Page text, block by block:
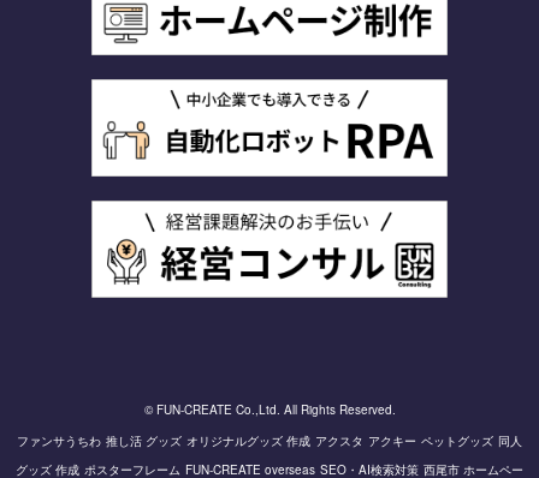
© FUN-CREATE Co.,Ltd. All Rights Reserved.
ファンサうちわ 推し活 グッズ オリジナルグッズ 作成 アクスタ アクキー ペットグッズ 同人
グッズ 作成 ポスターフレーム FUN-CREATE overseas SEO・AI検索対策 西尾市 ホームペー